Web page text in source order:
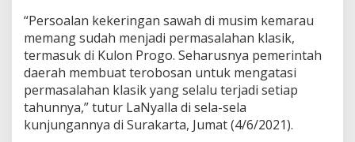
g
a
n
S
a
w
a
h
d
“Persoalan kekeringan sawah di musim kemarau
memang sudah menjadi permasalahan klasik,
termasuk di Kulon Progo. Seharusnya pemerintah
daerah membuat terobosan untuk mengatasi
permasalahan klasik yang selalu terjadi setiap
tahunnya,” tutur LaNyalla di sela-sela
kunjungannya di Surakarta, Jumat (4/6/2021).